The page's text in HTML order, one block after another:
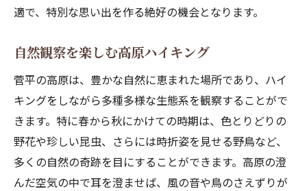
適で、特別な思い出を作る絶好の機会となります。
自然観察を楽しむ高原ハイキング
菅平の高原は、豊かな自然に恵まれた場所であり、ハイ
キングをしながら多種多様な生態系を観察することがで
きます。特に春から秋にかけての時期は、色とりどりの
野花や珍しい昆虫、さらには時折姿を見せる野鳥など、
多くの自然の奇跡を目にすることができます。高原の澄
んだ空気の中で耳を澄ませば、風の音や鳥のさえずりが